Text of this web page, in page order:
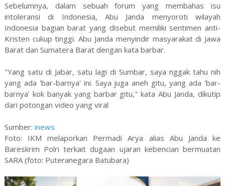
Sebelumnya, dalam sebuah forum yang membahas isu
intoleransi di Indonesia, Abu Janda menyoroti wilayah
Indonesia bagian barat yang disebut memiliki sentimen anti-
Kristen cukup tinggi. Abu Janda menyindir masyarakat di Jawa
Barat dan Sumatera Barat dengan kata barbar.
"Yang satu di Jabar, satu lagi di Sumbar, saya nggak tahu nih
yang ada 'bar-barnya' ini. Saya juga aneh gitu, yang ada 'bar-
barnya' kok banyak yang barbar gitu," kata Abu Janda, dikutip
dari potongan video yang viral
Sumber: inews
Foto: IKM melaporkan Permadi Arya alias Abu Janda ke
Bareskrim Polri terkait dugaan ujaran kebencian bermuatan
SARA (foto: Puteranegara Batubara)